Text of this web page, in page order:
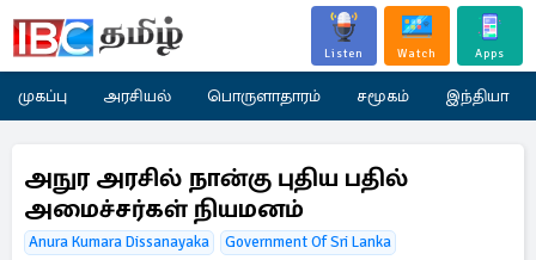
Listen Watch Apps
முகப்பு அரசியல் பொருளாதாரம் சமூகம் இந்தியா
அநுர அரசில் நான்கு புதிய பதில்
அமைச்சர்கள் நியமனம்
Anura Kumara Dissanayaka
Government Of Sri Lanka